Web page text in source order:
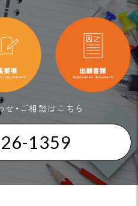
・ご相談はこちら
1359